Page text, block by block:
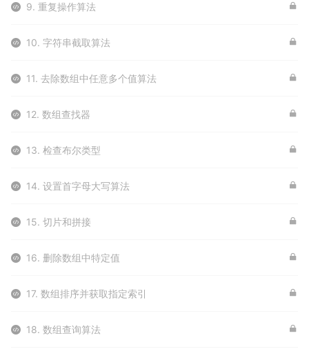
9. 重复操作算法
10. 字符串截取算法
11. 去除数组中任意多个值算法
12. 数组查找器
13. 检查布尔类型
14. 设置首字母大写算法
15. 切片和拼接
16. 删除数组中特定值
17. 数组排序并获取指定索引
18. 数组查询算法